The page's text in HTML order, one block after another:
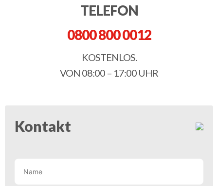
TELEFON
0800 800 0012
KOSTENLOS.
VON 08:00 – 17:00 UHR
Kontakt